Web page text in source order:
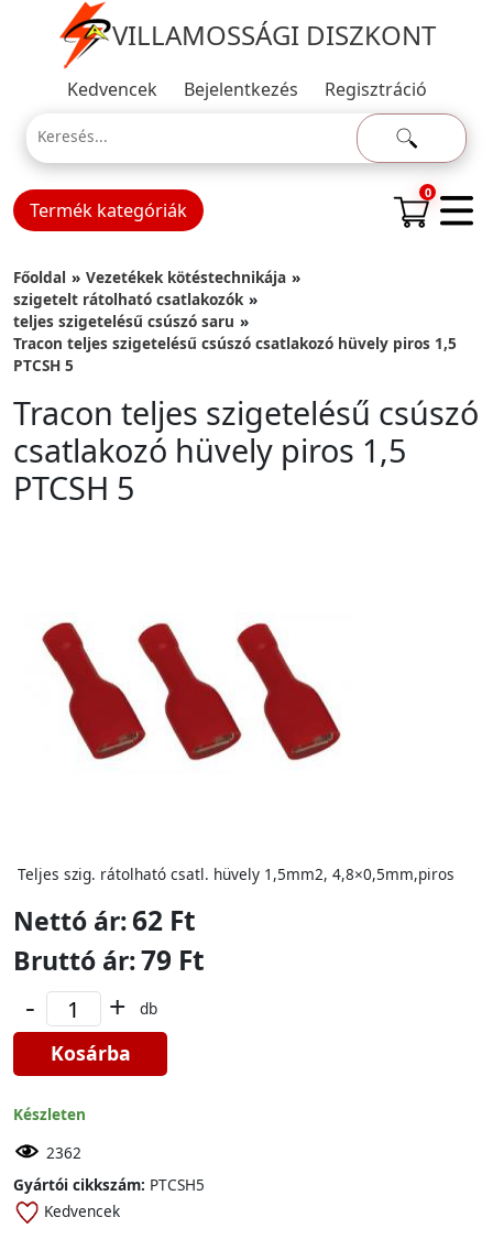
VILLAMOSSÁGI DISZKONT
Kedvencek Bejelentkezés Regisztráció
Termék kategóriák
0
Főoldal
Vezetékek kötéstechnikája
szigetelt rátolható csatlakozók
teljes szigetelésű csúszó saru
Tracon teljes szigetelésű csúszó csatlakozó hüvely piros 1,5
PTCSH 5
Tracon teljes szigetelésű csúszó
csatlakozó hüvely piros 1,5
PTCSH 5
Teljes szig. rátolható csatl. hüvely 1,5mm2, 4,8×0,5mm,piros
Nettó ár:62 Ft
Bruttó ár:79 Ft
- + db
Kosárba
Készleten
2362
Gyártói cikkszám: PTCSH5
Kedvencek